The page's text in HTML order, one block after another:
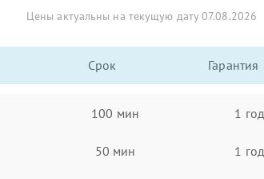
Цены актуальны на текущую дату 07.08.2026
Срок Гарантия
100 мин 1 год
50 мин 1 год